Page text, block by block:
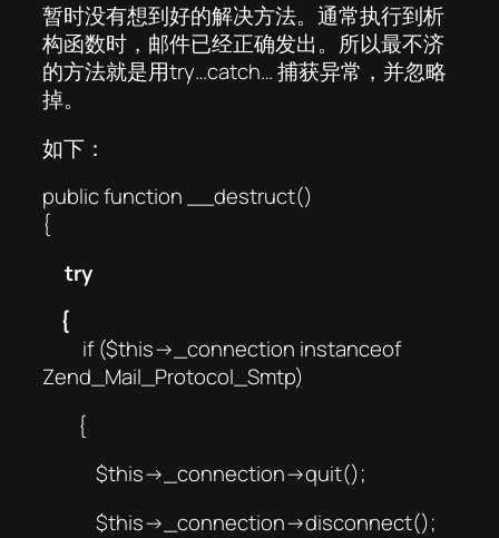
暂时没有想到好的解决方法。通常执行到析
构函数时，邮件已经正确发出。所以最不济
的方法就是用try…catch… 捕获异常，并忽略
掉。
如下：
public function __destruct()
{
try
{
if ($this->_connection instanceof
Zend_Mail_Protocol_Smtp)
{
$this->_connection->quit();
$this->_connection->disconnect();